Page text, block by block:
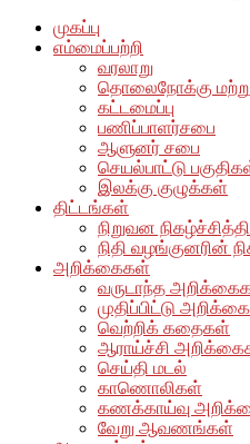
முகப்பு
எம்மைப்பற்றி
வரலாறு
தொலைநோக்கு
கட்டமைப்பு
பணிப்பாளர்சபை
ஆளுனர் சபை
செயல்பாட்டு
இலக்கு குழுக்கள்
திட்டங்கள்
நிறுவன
நிதி வழங்குனரின்
அறிக்கைகள்
வருடாந்த
முதிப்பிட்டு
வெற்றிக் கதைகள்
ஆராய்ச்சி
செய்தி மடல்
காணொலிகள்
கணக்காய்வு
வேறு ஆவணங்கள்